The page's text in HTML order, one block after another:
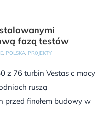
fazą testów
, POLSKA, PROJEKTY
z 76 turbin Vestas o mocy
ruszą
przed finałem budowy w